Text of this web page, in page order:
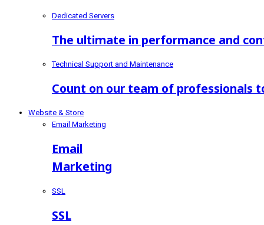
Dedicated Servers
The ultimate in performance and
Technical Support and Maintenance
Count on our team of professionals
Website & Store
Email Marketing
Email
Marketing
SSL
SSL